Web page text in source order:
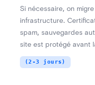
Si nécessaire, on
infrastructure.
spam, sauvegardes
site est protégé avant
(2-3 jours)